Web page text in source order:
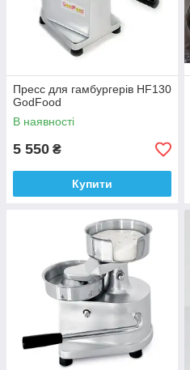
Пресс для гамбургерів HF130
GodFood
В наявності
5 550 ₴
Купити